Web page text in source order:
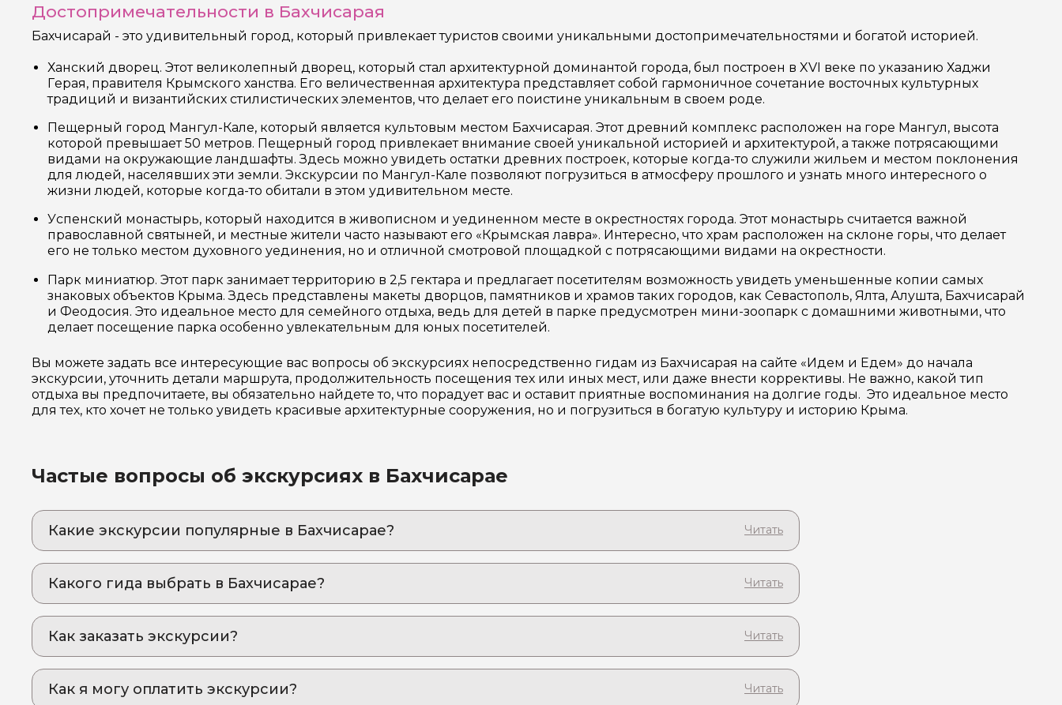
Достопримечательности в Бахчисарая
Бахчисарай - это удивительный город, который привлекает туристов своими уникальными достопримечательностями и богатой историей.
Ханский дворец. Этот великолепный дворец, который стал архитектурной доминантой города, был построен в XVI веке по указанию Хаджи
Герая, правителя Крымского ханства. Его величественная архитектура представляет собой гармоничное сочетание восточных культурных
традиций и византийских стилистических элементов, что делает его поистине уникальным в своем роде.
Пещерный город Мангул-Кале, который является культовым местом Бахчисарая. Этот древний комплекс расположен на горе Мангул, высота
которой превышает 50 метров. Пещерный город привлекает внимание своей уникальной историей и архитектурой, а также потрясающими
видами на окружающие ландшафты. Здесь можно увидеть остатки древних построек, которые когда-то служили жильем и местом поклонения
для людей, населявших эти земли. Экскурсии по Мангул-Кале позволяют погрузиться в атмосферу прошлого и узнать много интересного о
жизни людей, которые когда-то обитали в этом удивительном месте.
Успенский монастырь, который находится в живописном и уединенном месте в окрестностях города. Этот монастырь считается важной
православной святыней, и местные жители часто называют его «Крымская лавра». Интересно, что храм расположен на склоне горы, что делает
его не только местом духовного уединения, но и отличной смотровой площадкой с потрясающими видами на окрестности.
Парк миниатюр. Этот парк занимает территорию в 2,5 гектара и предлагает посетителям возможность увидеть уменьшенные копии самых
знаковых объектов Крыма. Здесь представлены макеты дворцов, памятников и храмов таких городов, как Севастополь, Ялта, Алушта, Бахчисарай
и Феодосия. Это идеальное место для семейного отдыха, ведь для детей в парке предусмотрен мини-зоопарк с домашними животными, что
делает посещение парка особенно увлекательным для юных посетителей.
Вы можете задать все интересующие вас вопросы об экскурсиях непосредственно гидам из Бахчисарая на сайте «Идем и Едем» до начала
экскурсии, уточнить детали маршрута, продолжительность посещения тех или иных мест, или даже внести коррективы. Не важно, какой тип
отдыха вы предпочитаете, вы обязательно найдете то, что порадует вас и оставит приятные воспоминания на долгие годы. Это идеальное место
для тех, кто хочет не только увидеть красивые архитектурные сооружения, но и погрузиться в богатую культуру и историю Крыма.
Частые вопросы об экскурсиях в Бахчисарае
Какие экскурсии популярные в Бахчисарае?
Откройте для себя настоящий Крым: тайны Ханского дворца и древних крепостей с профессиональным
гидом
Какого гида выбрать в Бахчисарае?
Как заказать экскурсии?
выберите экскурсию, на которую вы хотите пойти или поехать
Как я могу оплатить экскурсии?